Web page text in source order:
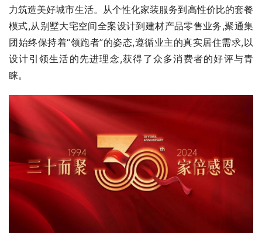
力筑造美好城市生活。从个性化家装服务到高性价比的套餐
模式,从别墅大宅空间全案设计到建材产品零售业务,聚通集
团始终保持着“领跑者”的姿态,遵循业主的真实居住需求,以
设计引领生活的先进理念,获得了众多消费者的好评与青
睐。